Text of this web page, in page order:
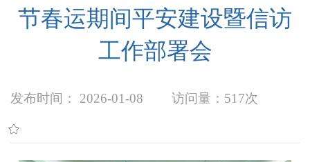
节春运期间平安建设暨信访
工作部署会
发布时间： 2026-01-08 访问量： 517次